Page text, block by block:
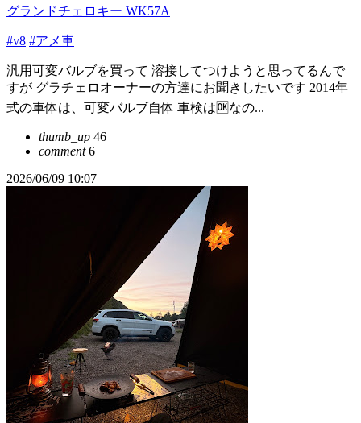
グランドチェロキー WK57A
#v8 #アメ車
汎用可変バルブを買って 溶接してつけようと思ってるんで
すが グラチェロオーナーの方達にお聞きしたいです 2014年
式の車体は、可変バルブ自体 車検は🆗なの...
thumb_up 46
comment6
2026/06/09 10:07